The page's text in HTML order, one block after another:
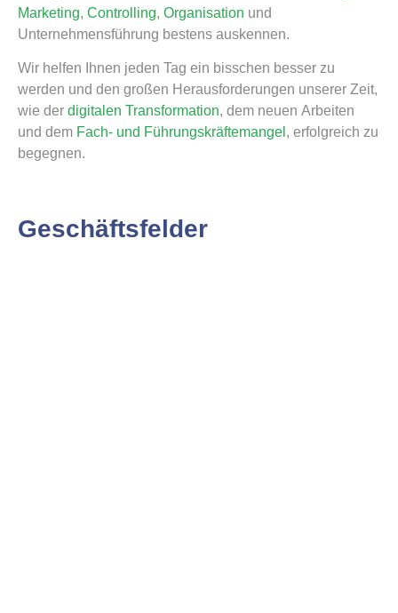
Marketing, Controlling, Organisation und
Unternehmensführung bestens auskennen.
Wir helfen Ihnen jeden Tag ein bisschen besser zu
werden und den großen Herausforderungen unserer Zeit,
wie der digitalen Transformation, dem neuen Arbeiten
und dem Fach- und Führungskräftemangel , erfolgreich zu
begegnen.
Geschäftsfelder